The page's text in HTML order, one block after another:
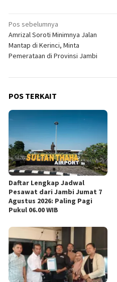
Navigasi
pos
Pos sebelumnya
Amrizal Soroti Minimnya Jalan
Mantap di Kerinci, Minta
Pemerataan di Provinsi Jambi
POS TERKAIT
Daftar Lengkap Jadwal
Pesawat dari Jambi Jumat 7
Agustus 2026: Paling Pagi
Pukul 06.00 WIB